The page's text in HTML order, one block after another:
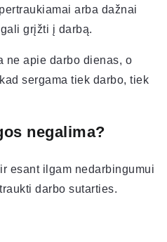
arba dažnai
grįžti į darbą.
ne apie darbo dienas, o
sergama tiek darbo, tiek
negalima?
esant ilgam nedarbingumui
darbo sutarties.